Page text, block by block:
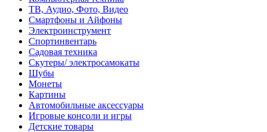
ТВ, Аудио, Фото, Видео
Смартфоны и Айфоны
Электроинструмент
Спортинвентарь
Садовая техника
Скутеры/ электросамокаты
Шубы
Монеты
Картины
Автомобильные аксессуары
Игровые консоли и игры
Детские товары